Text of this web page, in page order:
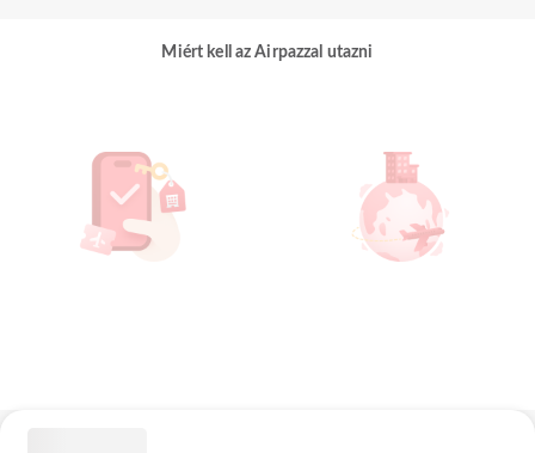
Miért kell az Airpazzal utazni